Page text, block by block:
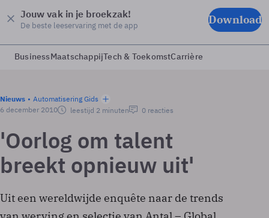
Jouw vak in je broekzak!
De beste leeservaring met de app Download
BusinessMaatschappijTech & ToekomstCarrière
Nieuws
Automatisering Gids
6 december 2010
leestijd 2 minuten 0 reacties
'Oorlog om talent
breekt opnieuw uit'
Uit een wereldwijde enquête naar de trends